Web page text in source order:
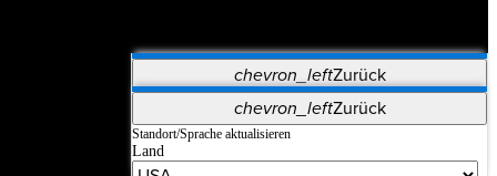
chevron_leftZurück
Vet Systems OrthoPedia Patient
Supplier Portal
Synergy-Bildgebung und -Resektion
chevron_leftZurück
Standort/Sprache aktualisieren
Land